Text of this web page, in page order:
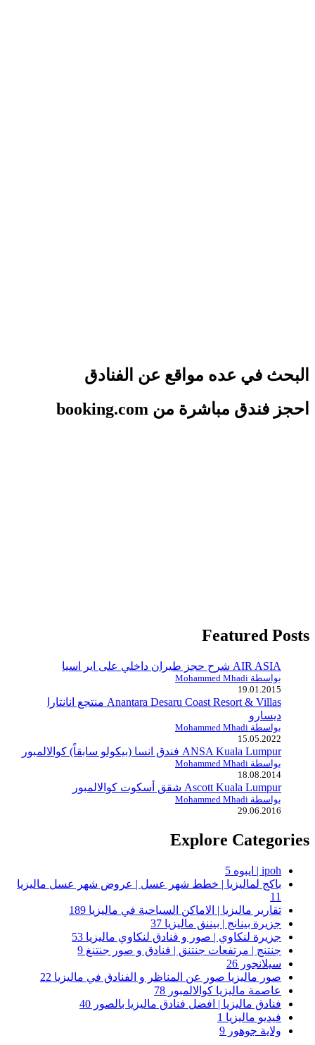
البحث في عده مواقع عن الفنادق
احجز فندق مباشرة من booking.com
Featured Posts
AIR ASIA شرح حجز طيران داخلي على اير اسيا
بواسطة Mohammed Mhadi
19.01.2015
Anantara Desaru Coast Resort & Villas منتجع انانتارا
ديسارو
بواسطة Mohammed Mhadi
15.05.2022
ANSA Kuala Lumpur فندق انسا (بيكولو سابقاً) كوالالمبور
بواسطة Mohammed Mhadi
18.08.2014
Ascott Kuala Lumpur شقق أسكوت كوالالمبور
بواسطة Mohammed Mhadi
29.06.2016
Explore Categories
ipoh | ايبوه
5
باكج لماليزيا | خطط شهر عسل | عروض شهر عسل ماليزيا
11
تقارير ماليزيا | الاماكن السياحية في ماليزيا 189
جزيرة بينانج | بيننق ماليزيا 37
جزيرة لنكاوي | صور و فنادق لنكاوي ماليزيا 53
جنتنج | مرتفعات جنتنق | فنادق و صور جنتنغ 9
سيلانجور 26
صور ماليزيا صور عن المناظر و الفنادق في ماليزيا 22
عاصمة ماليزيا كوالالمبور 78
فنادق ماليزيا | افضل فنادق ماليزيا بالصور 40
فيديو ماليزيا 1
ولاية جوهور 9